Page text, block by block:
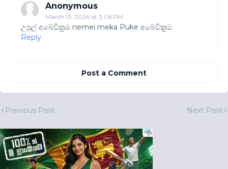
Anonymous
March 13, 2026 at 3:06 PM
උපුල් අබේවික්‍රම nemei meka Puke අබේවික්‍රම
Reply
Post a Comment
Previous Post Next Post